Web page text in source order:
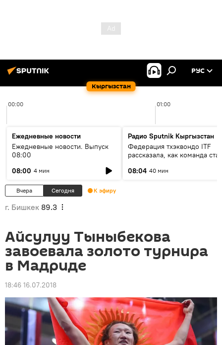
Кыргызстан
РУС
00:00 01:00
Ежедневные новости
Ежедневные новости. Выпуск
08:00
08:00 4 мин
Радио Sputnik Кыргызстан
Федерация тхэквондо ITF
рассказала, как команда
08:04 40 мин
Вчера Сегодня К эфиру
г. Бишкек 89.3
Айсулуу Тыныбекова
завоевала золото турнира
в Мадриде
18:46 16.07.2018